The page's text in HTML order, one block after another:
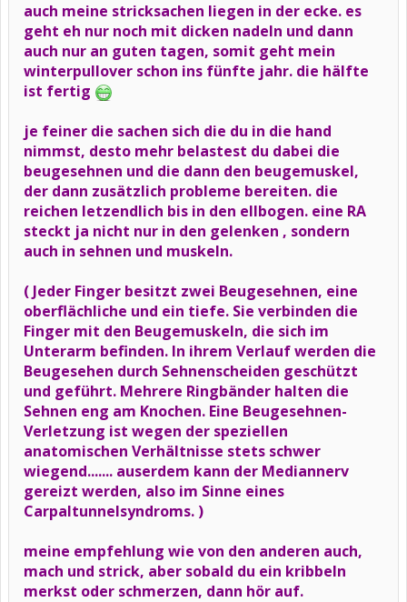
auch meine stricksachen liegen in der ecke. es
geht eh nur noch mit dicken nadeln und dann
auch nur an guten tagen, somit geht mein
winterpullover schon ins fünfte jahr. die hälfte
ist fertig
je feiner die sachen sich die du in die hand
nimmst, desto mehr belastest du dabei die
beugesehnen und die dann den beugemuskel,
der dann zusätzlich probleme bereiten. die
reichen letzendlich bis in den ellbogen. eine RA
steckt ja nicht nur in den gelenken , sondern
auch in sehnen und muskeln.
( Jeder Finger besitzt zwei Beugesehnen, eine
oberflächliche und ein tiefe. Sie verbinden die
Finger mit den Beugemuskeln, die sich im
Unterarm befinden. In ihrem Verlauf werden die
Beugesehen durch Sehnenscheiden geschützt
und geführt. Mehrere Ringbänder halten die
Sehnen eng am Knochen. Eine Beugesehnen-
Verletzung ist wegen der speziellen
anatomischen Verhältnisse stets schwer
wiegend....... auserdem kann der Mediannerv
gereizt werden, also im Sinne eines
Carpaltunnelsyndroms. )
meine empfehlung wie von den anderen auch,
mach und strick, aber sobald du ein kribbeln
merkst oder schmerzen, dann hör auf.